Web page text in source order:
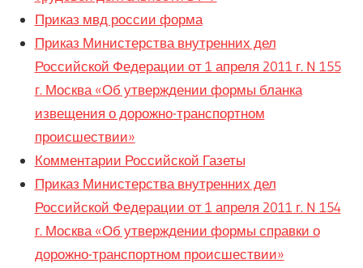
Приказ мвд россии форма
Приказ Министерства внутренних дел
Российской Федерации от 1 апреля 2011 г. N 155
г. Москва «Об утверждении формы бланка
извещения о дорожно-транспортном
происшествии»
Комментарии Российской Газеты
Приказ Министерства внутренних дел
Российской Федерации от 1 апреля 2011 г. N 154
г. Москва «Об утверждении формы справки о
дорожно-транспортном происшествии»